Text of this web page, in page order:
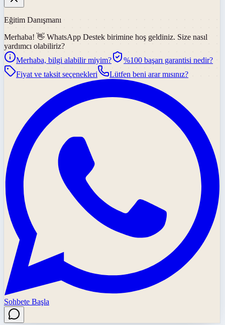
Eğitim Danışmanı
Merhaba! 👋 WhatsApp Destek birimine hoş geldiniz. Size nasıl
yardımcı olabiliriz?
Merhaba, bilgi alabilir miyim?
%100 başarı garantisi nedir?
Fiyat ve taksit seçenekleri
Lütfen beni arar mısınız?
Sohbete Başla